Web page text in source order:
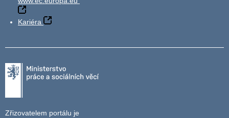
Kariéra
Zřizovatelem portálu je